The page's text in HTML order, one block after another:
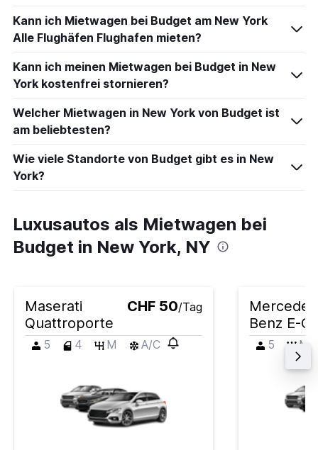
Kann ich Mietwagen bei Budget am New York
Alle Flughäfen Flughafen mieten?
Kann ich meinen Mietwagen bei Budget in New
York kostenfrei stornieren?
Welcher Mietwagen in New York von Budget ist
am beliebtesten?
Wie viele Standorte von Budget gibt es in New
York?
Luxusautos als Mietwagen bei
Budget in New York, NY
Maserati
Quattroporte
CHF 50/Tag
5 4 M A/C
Benz E-
5 M